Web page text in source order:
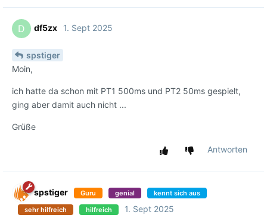
D df5zx 1. Sept 2025
spstiger
Moin,
ich hatte da schon mit PT1 500ms und PT2 50ms gespielt,
ging aber damit auch nicht ...
Grüße
Antworten
spstiger Guru genial kennt sich aus
sehr hilfreich hilfreich 1. Sept 2025